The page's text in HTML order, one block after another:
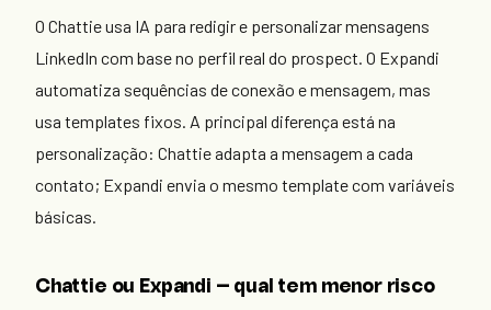
O Chattie usa IA para redigir e personalizar mensagens
LinkedIn com base no perfil real do prospect. O Expandi
automatiza sequências de conexão e mensagem, mas
usa templates fixos. A principal diferença está na
personalização: Chattie adapta a mensagem a cada
contato; Expandi envia o mesmo template com variáveis
básicas.
Chattie ou Expandi — qual tem menor risco